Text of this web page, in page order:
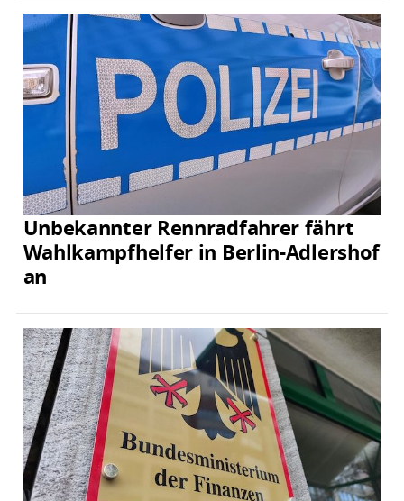
Unbekannter Rennradfahrer fährt
Wahlkampfhelfer in Berlin-Adlershof
an